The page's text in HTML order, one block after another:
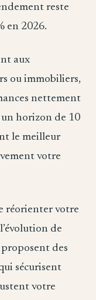
reste
en 2026.
aux
ou immobiliers,
nettement
horizon de 10
le meilleur
votre
réorienter votre
de
des
sécurisent
votre